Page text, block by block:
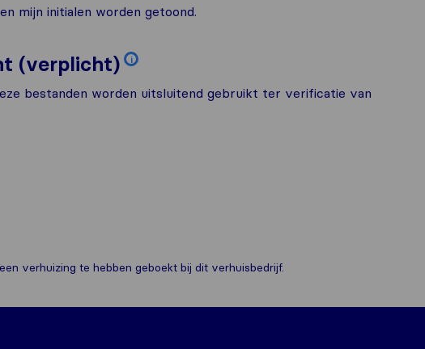
mijn initialen worden getoond.
(verplicht) i
bestanden worden uitsluitend gebruikt ter verificatie van
verhuizing te hebben geboekt bij dit verhuisbedrijf.